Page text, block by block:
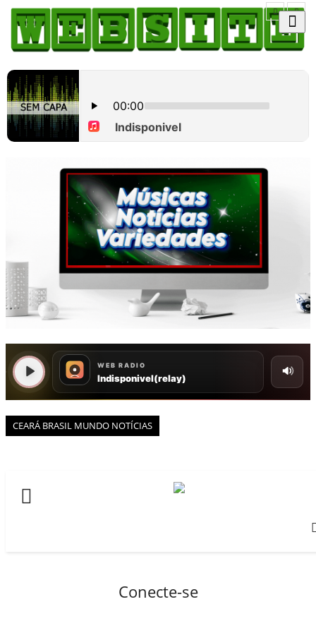
CEARÁ BRASIL MUNDO NOTÍCIAS
HOME
COMO ANUNCIAR
JORNAIS DO BRASIL
PODCAST/NOTÍCIAS
AS NOTÍCIAS DO DIA
CANAL 3CLIMAS
BLOGS & COLUNAS
AGÊNCIA DE NOTÍCIAS
CNN BRASIL
PORTAL CEARÁ
FOTOS
ÚLTIMAS POSTAGENS
BOAS NOTÍCIAS...VIRAM MANCHETE!
Todos
BLOGS & COLUNAS
CEARÁ BRASIL MUNDO 1
BRASIL DE FATO
Conecte-se